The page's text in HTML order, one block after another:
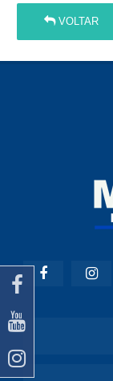
VOLTAR